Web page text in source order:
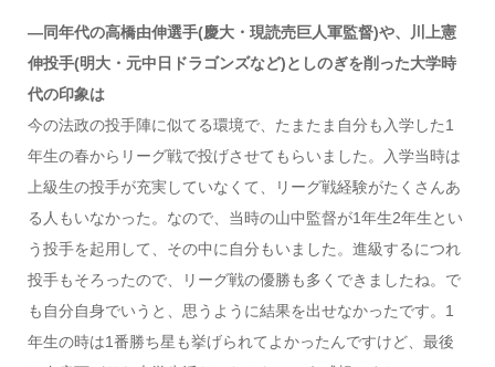
―同年代の高橋由伸選手(慶大・現読売巨人軍監督)や、川上憲
伸投手(明大・元中日ドラゴンズなど)としのぎを削った大学時
代の印象は
今の法政の投手陣に似てる環境で、たまたま自分も入学した1
年生の春からリーグ戦で投げさせてもらいました。入学当時は
上級生の投手が充実していなくて、リーグ戦経験がたくさんあ
る人もいなかった。なので、当時の山中監督が1年生2年生とい
う投手を起用して、その中に自分もいました。進級するにつれ
投手もそろったので、リーグ戦の優勝も多くできましたね。で
も自分自身でいうと、思うように結果を出せなかったです。1
年生の時は1番勝ち星も挙げられてよかったんですけど、最後